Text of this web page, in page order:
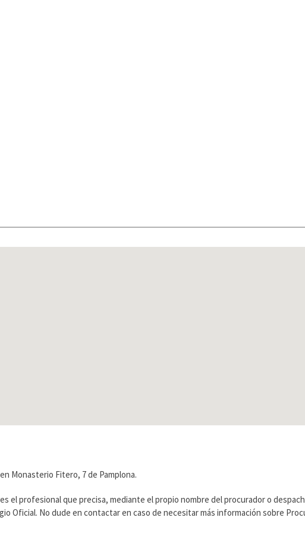
Monasterio Fitero, 7 de Pamplona.
el profesional que precisa, mediante el propio nombre del procurador o
Oficial. No dude en contactar en caso de necesitar más información sobre